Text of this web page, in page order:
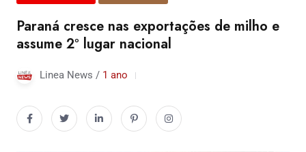
Paraná cresce nas exportações de milho e
assume 2º lugar nacional
Linea News / 1 ano